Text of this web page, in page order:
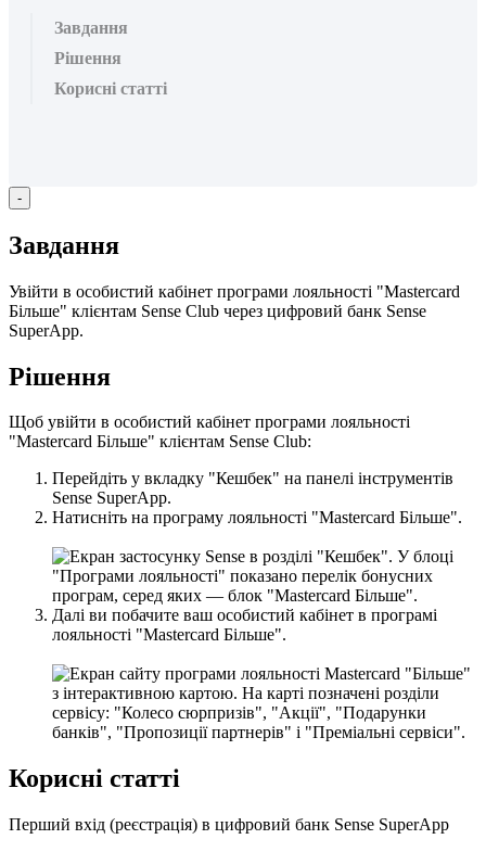
Завдання
Рішення
Корисні статті
-
Завдання
Увійти в особистий кабінет програми лояльності "Mastercard
Більше" клієнтам Sense Club через цифровий банк Sense
SuperApp.
Рішення
Щоб увійти в особистий кабінет програми лояльності
"Mastercard Більше" клієнтам Sense Club:
Перейдіть у вкладку "Кешбек" на панелі інструментів
Sense SuperApp.
Натисніть на програму лояльності "Mastercard Більше".
Далі ви побачите ваш особистий кабінет в програмі
лояльності "Mastercard Більше".
Корисні статті
Перший вхід (реєстрація) в цифровий банк Sense SuperApp